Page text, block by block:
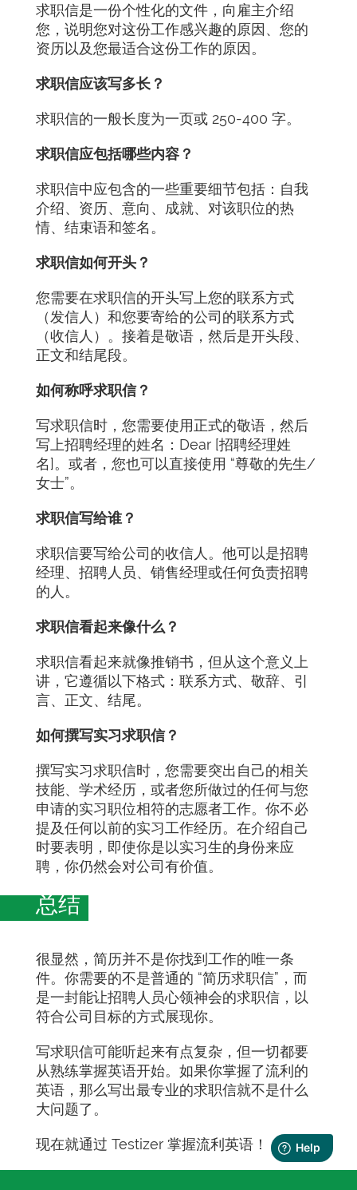
求职信是一份个性化的文件，向雇主介绍
您，说明您对这份工作感兴趣的原因、您的
资历以及您最适合这份工作的原因。
求职信应该写多长？
求职信的一般长度为一页或 250-400 字。
求职信应包括哪些内容？
求职信中应包含的一些重要细节包括：自我
介绍、资历、意向、成就、对该职位的热
情、结束语和签名。
求职信如何开头？
您需要在求职信的开头写上您的联系方式
（发信人）和您要寄给的公司的联系方式
（收信人）。接着是敬语，然后是开头段、
正文和结尾段。
如何称呼求职信？
写求职信时，您需要使用正式的敬语，然后
写上招聘经理的姓名：Dear [招聘经理姓
名]。或者，您也可以直接使用 “尊敬的先生/
女士”。
求职信写给谁？
求职信要写给公司的收信人。他可以是招聘
经理、招聘人员、销售经理或任何负责招聘
的人。
求职信看起来像什么？
求职信看起来就像推销书，但从这个意义上
讲，它遵循以下格式：联系方式、敬辞、引
言、正文、结尾。
如何撰写实习求职信？
撰写实习求职信时，您需要突出自己的相关
技能、学术经历，或者您所做过的任何与您
申请的实习职位相符的志愿者工作。你不必
提及任何以前的实习工作经历。在介绍自己
时要表明，即使你是以实习生的身份来应
聘，你仍然会对公司有价值。
总结
很显然，简历并不是你找到工作的唯一条
件。你需要的不是普通的 “简历求职信”，而
是一封能让招聘人员心领神会的求职信，以
符合公司目标的方式展现你。
写求职信可能听起来有点复杂，但一切都要
从熟练掌握英语开始。如果你掌握了流利的
英语，那么写出最专业的求职信就不是什么
大问题了。
现在就通过 Testizer 掌握流利英语！